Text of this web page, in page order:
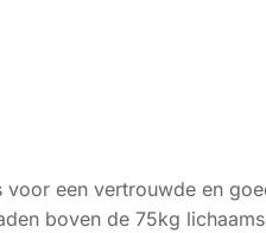
een vertrouwde en
boven de 75kg